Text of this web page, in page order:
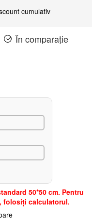
cumulativ
În comparație
50*50 cm. Pentru
folosiți calculatorul.